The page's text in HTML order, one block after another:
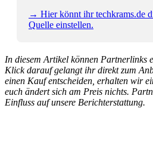
→ Hier könnt ihr techkrams.de
Quelle einstellen.
In diesem Artikel können Partnerlinks
Klick darauf gelangt ihr direkt zum
einen Kauf entscheiden, erhalten wir
euch ändert sich am Preis nichts.
Einfluss auf unsere Berichterstattung.